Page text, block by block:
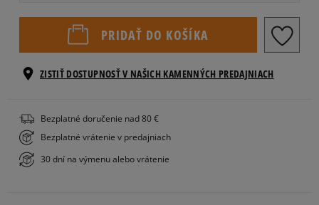
dostupnosti
S
Informovať o
M
dostupnosti
PRIDAŤ DO KOŠÍKA
ZISTIŤ DOSTUPNOSŤ V NAŠICH KAMENNÝCH PREDAJNIACH
Bezplatné doručenie nad 80 €
Bezplatné vrátenie v predajniach
30 dní na výmenu alebo vrátenie